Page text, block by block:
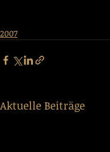
2007
Aktuelle Beiträge